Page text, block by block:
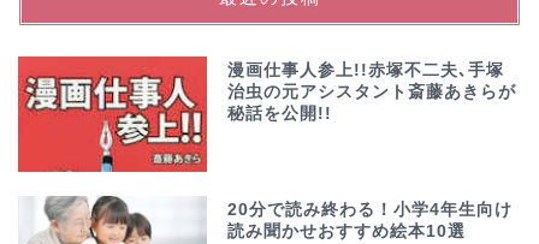
漫画仕事人参上!!赤塚不二夫､手塚
治虫の元アシスタント斎藤あきらが
秘話を公開!!
20分で読み終わる！小学4年生向け
読み聞かせおすすめ絵本10選